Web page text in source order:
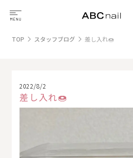
TOP スタッフブログ 差し入れ🍩
2022/8/2
差し入れ🍩